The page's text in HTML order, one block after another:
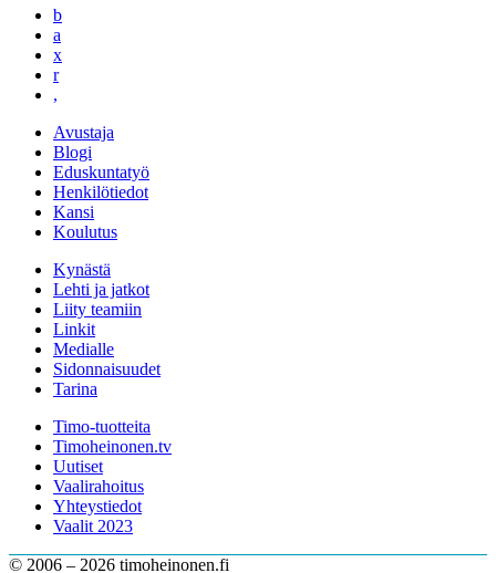
b
a
x
r
,
Avustaja
Blogi
Eduskuntatyö
Henkilötiedot
Kansi
Koulutus
Kynästä
Lehti ja jatkot
Liity teamiin
Linkit
Medialle
Sidonnaisuudet
Tarina
Timo-tuotteita
Timoheinonen.tv
Uutiset
Vaalirahoitus
Yhteystiedot
Vaalit 2023
© 2006 – 2026 timoheinonen.fi